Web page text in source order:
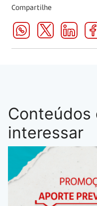
Compartilhe
Conteúdos
interessar